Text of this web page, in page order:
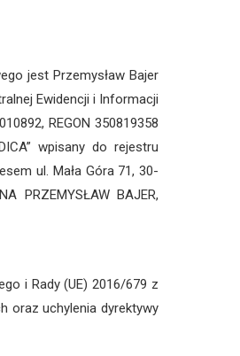
jest Przemysław Bajer
Ewidencji i Informacji
REGON 350819358
wpisany do rejestru
ul. Mała Góra 71, 30-
PRZEMYSŁAW BAJER,
i Rady (UE) 2016/679 z
oraz uchylenia dyrektywy